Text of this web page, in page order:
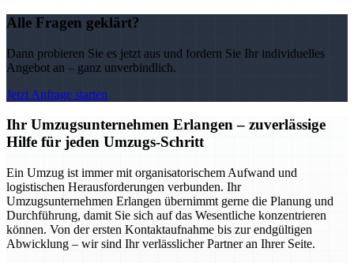
Alle Fragen geklärt?
Dann probieren Sie es jetzt aus und fordern Sie Ihr individuelles
Angebot an – ganz unverbindlich.
Jetzt Anfrage starten
Ihr Umzugsunternehmen Erlangen – zuverlässige
Hilfe für jeden Umzugs-Schritt
Ein Umzug ist immer mit organisatorischem Aufwand und
logistischen Herausforderungen verbunden. Ihr
Umzugsunternehmen Erlangen übernimmt gerne die Planung und
Durchführung, damit Sie sich auf das Wesentliche konzentrieren
können. Von der ersten Kontaktaufnahme bis zur endgültigen
Abwicklung – wir sind Ihr verlässlicher Partner an Ihrer Seite.